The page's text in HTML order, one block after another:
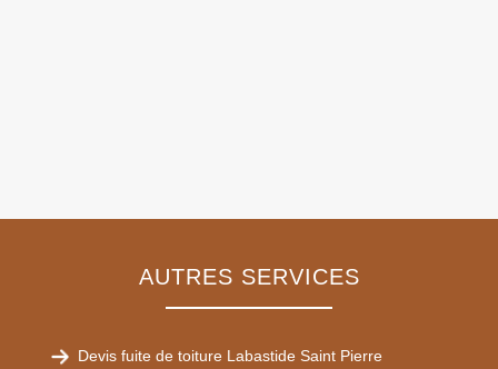
AUTRES SERVICES
Devis fuite de toiture Labastide Saint Pierre